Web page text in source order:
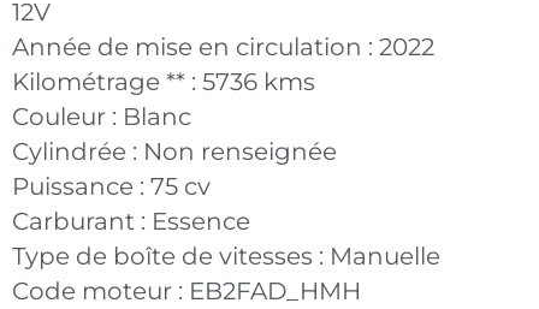
12V
Année de mise en circulation : 2022
Kilométrage ** : 5736 kms
Couleur : Blanc
Cylindrée : Non renseignée
Puissance : 75 cv
Carburant : Essence
Type de boîte de vitesses : Manuelle
Code moteur : EB2FAD_HMH